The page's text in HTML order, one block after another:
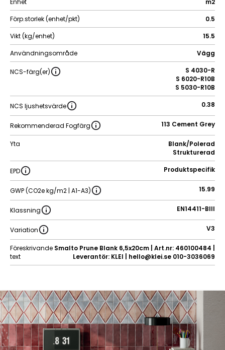
Enhet
m2
Förp.storlek (enhet/pkt)
0.5
Vikt (kg/enhet)
15.5
Användningsområde
Vägg
NCS-färg(er)
S 4030-R
S 6020-R10B
S 5030-R10B
NCS ljushetsvärde 0.38
Rekommenderad Fogfärg 113 Cement Grey
Yta
Blank/Polerad
Strukturerad
EPD Produktspecifik
GWP (CO2e kg/m2 | A1-A3) 15.99
Klassning EN14411-BIII
Variation V3
Föreskrivande
text
Smalto Prune Blank 6,5x20cm | Art.nr: 460100484 |
Leverantör: KLEI | hello@klei.se 010-3036069